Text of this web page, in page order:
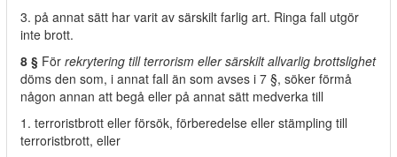
3. på annat sätt har varit av särskilt farlig art. Ringa fall utgör
inte brott.
8 § För rekrytering till terrorism eller särskilt allvarlig brottslighet
döms den som, i annat fall än som avses i 7 §, söker förmå
någon annan att begå eller på annat sätt medverka till
1. terroristbrott eller försök, förberedelse eller stämpling till
terroristbrott, eller